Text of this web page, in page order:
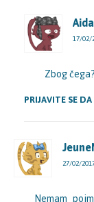
17/02/
Zbog čega?
PRIJAVITE SE
27/02/
Nemam